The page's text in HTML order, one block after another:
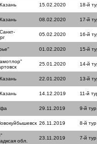
15.02.2020 18-й
08.02.2020 17-й
05.02.2020 16-й
01.02.2020 15-й
25.01.2020 14-й
22.01.2020 13-й
14.12.2019 11-й
29.11.2019 9-й тур
26.11.2019 8-й тур
обл.
23.11.2019 7-й тур